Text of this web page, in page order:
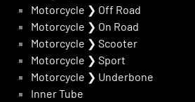
Motorcycle ❯ Off Road
Motorcycle ❯ On Road
Motorcycle ❯ Scooter
Motorcycle ❯ Sport
Motorcycle ❯ Underbone
Inner Tube